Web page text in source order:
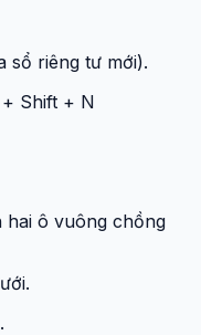
sổ riêng tư mới).
Shift + N
hai ô vuông chồng